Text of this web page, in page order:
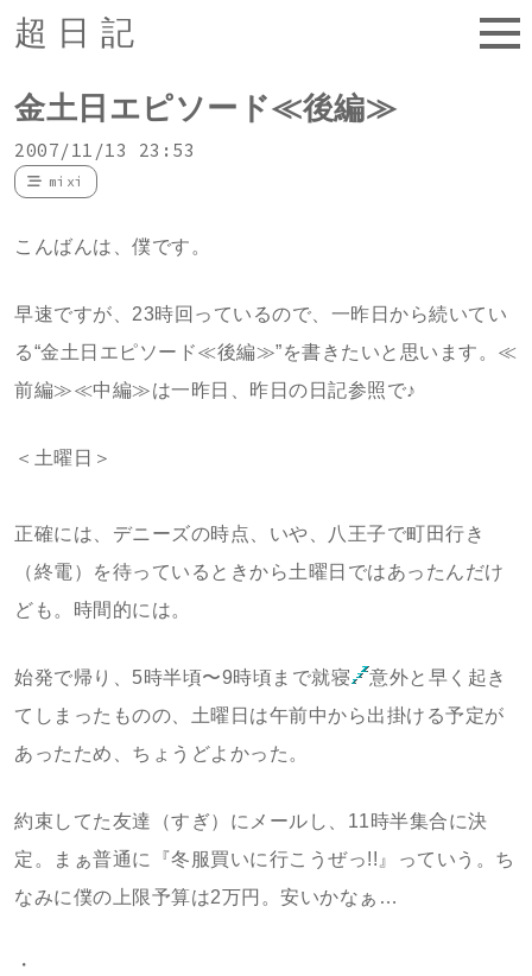
超日記
金土日エピソード≪後編≫
2007/11/13 23:53
mixi
こんばんは、僕です。
早速ですが、23時回っているので、一昨日から続いてい
る“金土日エピソード≪後編≫”を書きたいと思います。≪
前編≫≪中編≫は一昨日、昨日の日記参照で♪
＜土曜日＞
正確には、デニーズの時点、いや、八王子で町田行き
（終電）を待っているときから土曜日ではあったんだけ
ども。時間的には。
始発で帰り、5時半頃〜9時頃まで就寝
意外と早く起き
てしまったものの、土曜日は午前中から出掛ける予定が
あったため、ちょうどよかった。
約束してた友達（すぎ）にメールし、11時半集合に決
定。まぁ普通に『冬服買いに行こうぜっ!!』っていう。ち
なみに僕の上限予算は2万円。安いかなぁ…
・